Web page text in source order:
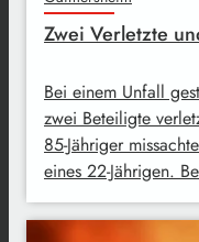
Zwei Verletzte
Bei einem Unfall
zwei Beteiligte
85-Jähriger
eines 22-Jährigen.